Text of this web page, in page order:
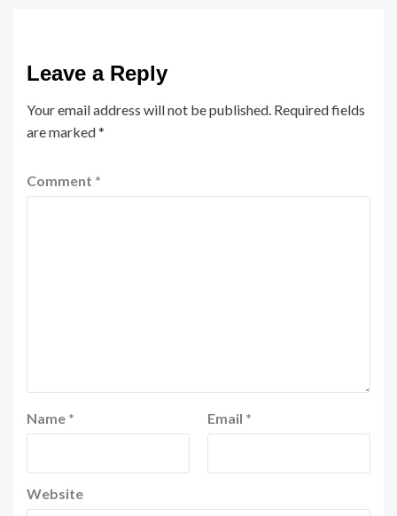
Leave a Reply
Your email address will not be published. Required fields
are marked*
Comment *
Name * Email *
Website